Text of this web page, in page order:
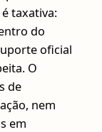
taxativa:
do
oficial
O
de
nem
em